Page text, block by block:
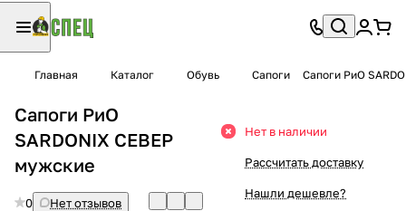
Главная Каталог Обувь Сапоги Сапоги РиО
Сапоги РиО
SARDONIX СЕВЕР
мужские
0
Нет отзывов
Нет в наличии
Рассчитать доставку
Нашли дешевле?